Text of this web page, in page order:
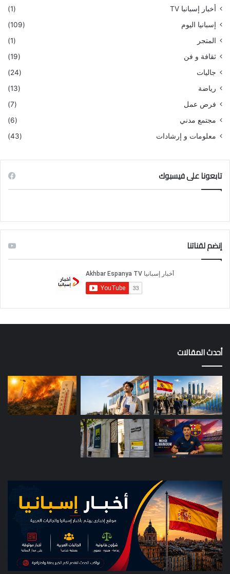
أخبار إسبانبا TV
(1)
إسبانيا اليوم
(109)
المتجر
(1)
ثقافة و فن
(19)
جاليات
(24)
رياضة
(13)
فرص عمل
(7)
مجتمع مدني
(6)
معلومات و إرشادات
(43)
تابعونا على فيسبوك
إنضم لقناتنا
أحدث المقالات